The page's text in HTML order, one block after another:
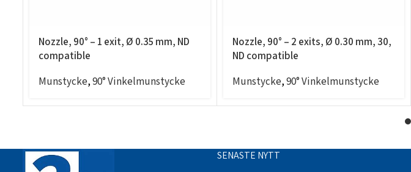
Nozzle, 90° – 1 exit, Ø 0.35 mm, ND
compatible
Munstycke,90° Vinkelmunstycke
Nozzle, 90° – 2 exits, Ø 0.30 mm, 30,
ND compatible
Munstycke,90° Vinkelmunstycke
SENASTE NYTT